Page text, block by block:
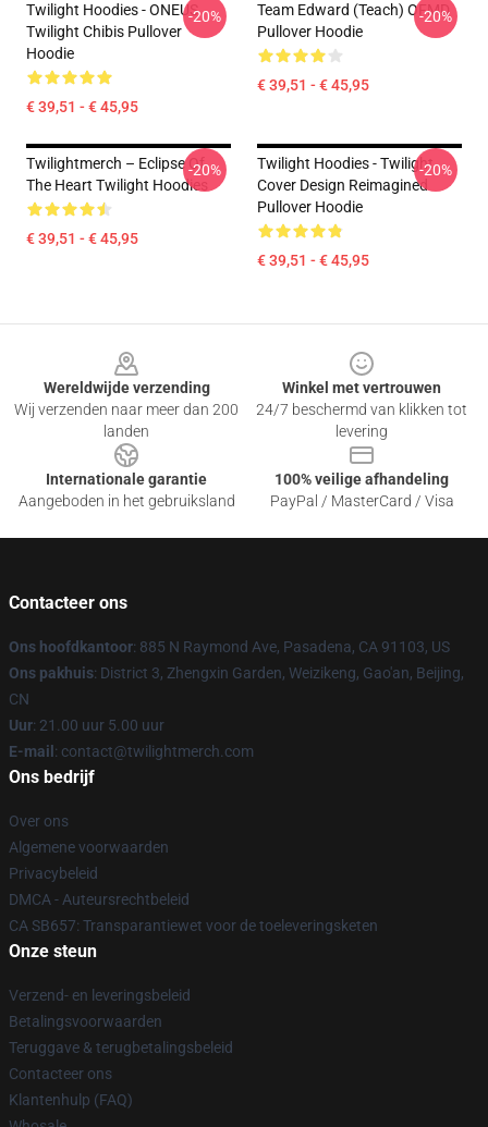
Twilight Hoodies - ONEUS
Twilight Chibis Pullover
Hoodie
€ 39,51 - € 45,95
-20%
Team Edward (Teach) OFMD
Pullover Hoodie
€ 39,51 - € 45,95
-20%
Twilightmerch – Eclipse Of
The Heart Twilight Hoodies
€ 39,51 - € 45,95
-20%
Twilight Hoodies - Twilight
Cover Design Reimagined
Pullover Hoodie
€ 39,51 - € 45,95
-20%
Wereldwijde verzending
Wij verzenden naar meer dan 200
landen
Winkel met vertrouwen
24/7 beschermd van klikken tot
levering
Internationale garantie
Aangeboden in het gebruiksland
100% veilige afhandeling
PayPal / MasterCard / Visa
Contacteer ons
Ons hoofdkantoor: 885 N Raymond Ave, Pasadena, CA 91103, US
Ons pakhuis: District 3, Zhengxin Garden, Weizikeng, Gao'an, Beijing,
CN
Uur: 21.00 uur 5.00 uur
E-mail : contact@twilightmerch.com
Ons bedrijf
Over ons
Algemene voorwaarden
Privacybeleid
DMCA - Auteursrechtbeleid
CA SB657: Transparantiewet voor de toeleveringsketen
Onze steun
Verzend- en leveringsbeleid
Betalingsvoorwaarden
Teruggave & terugbetalingsbeleid
Contacteer ons
Klantenhulp (FAQ)